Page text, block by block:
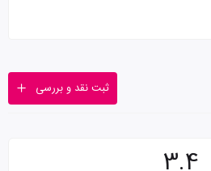
ثبت نقد و بررسی